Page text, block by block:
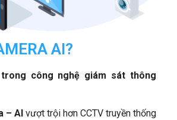
AI?
công nghệ giám sát thông
– AI vượt trội hơn CCTV truyền thống